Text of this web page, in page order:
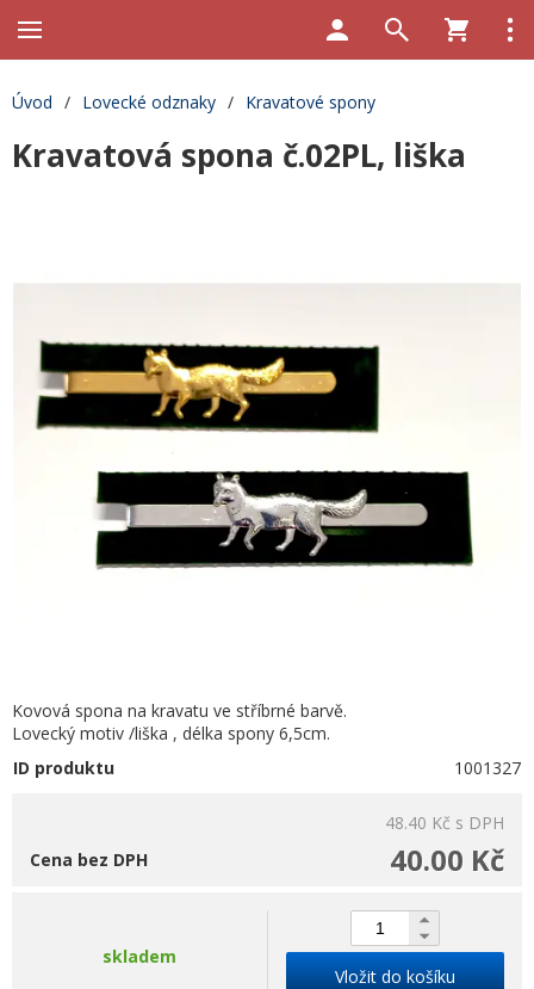
Úvod / Lovecké odznaky / Kravatové spony
Kravatová spona č.02PL, liška
Kovová spona na kravatu ve stříbrné barvě.
Lovecký motiv /liška , délka spony 6,5cm.
ID produktu
1001327
48.40 Kč s DPH
40.00 Kč
Cena bez DPH
skladem
Vložit do košíku